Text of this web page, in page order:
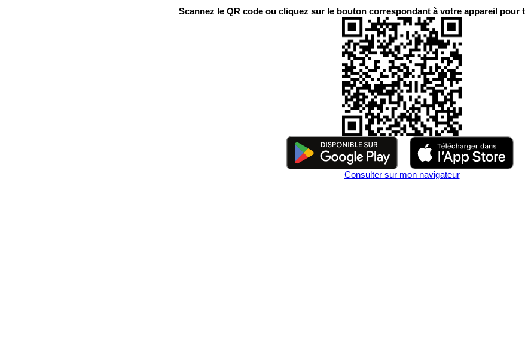
Scannez le QR code ou cliquez sur le bouton correspondant à votre appareil pour
Consulter sur mon navigateur